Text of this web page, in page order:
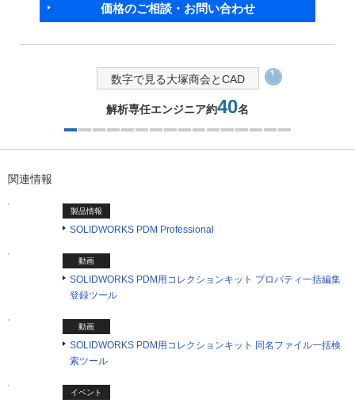
価格のご相談・お問い合わせ
数字で見る大塚商会とCAD
解析専任エンジニア約40名
関連情報
製品情報
SOLIDWORKS PDM Professional
動画
SOLIDWORKS PDM用コレクションキット プロパティ一括編集
登録ツール
動画
SOLIDWORKS PDM用コレクションキット 同名ファイル一括検
索ツール
イベント